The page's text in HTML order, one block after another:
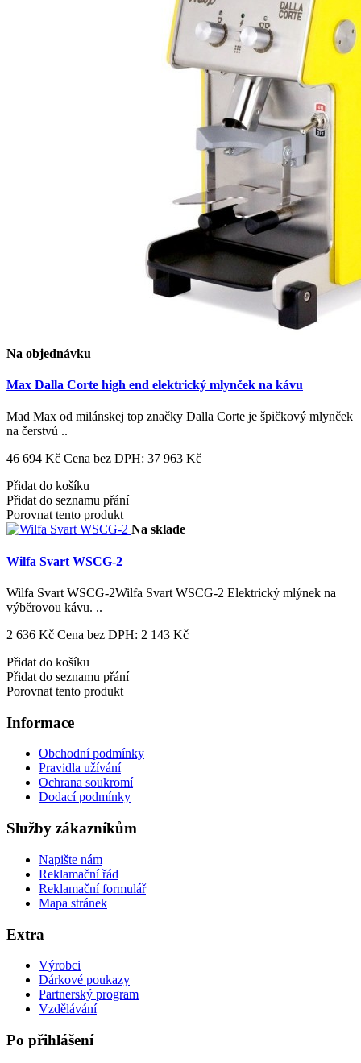
Na objednávku
Max Dalla Corte high end elektrický mlynček na kávu
Mad Max od milánskej top značky Dalla Corte je špičkový mlynček
na čerstvú ..
46 694 Kč Cena bez DPH: 37 963 Kč
Přidat do košíku
Přidat do seznamu přání
Porovnat tento produkt
Na sklade
Wilfa Svart WSCG-2
Wilfa Svart WSCG-2Wilfa Svart WSCG-2 Elektrický mlýnek na
výběrovou kávu. ..
2 636 Kč Cena bez DPH: 2 143 Kč
Přidat do košíku
Přidat do seznamu přání
Porovnat tento produkt
Informace
Obchodní podmínky
Pravidla užívání
Ochrana soukromí
Dodací podmínky
Služby zákazníkům
Napište nám
Reklamační řád
Reklamační formulář
Mapa stránek
Extra
Výrobci
Dárkové poukazy
Partnerský program
Vzdělávání
Po přihlášení